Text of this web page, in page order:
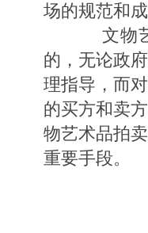
场的规范和
文物艺
的，无论政
理指导，而
的买方和卖
物艺术品拍
重要手段。